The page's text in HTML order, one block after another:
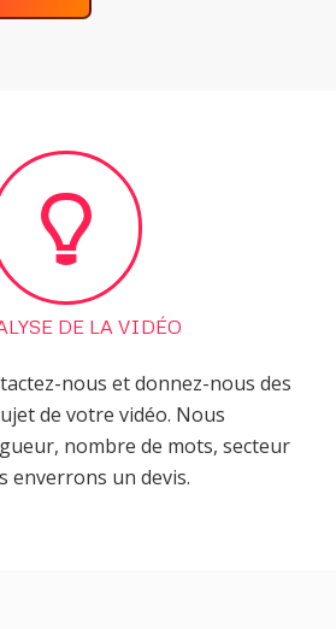
DE LA VIDÉO
nous et donnez-nous des
de votre vidéo. Nous
nombre de mots, secteur
enverrons un devis.